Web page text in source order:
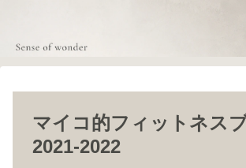
マイコ的フィットネス
2021-2022